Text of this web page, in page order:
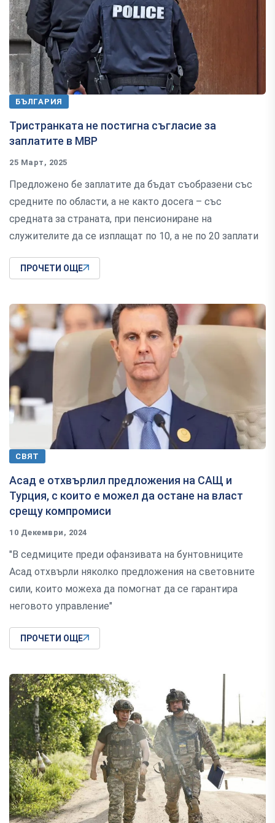
БЪЛГАРИЯ
Тристранката не постигна съгласие за
заплатите в МВР
25 Март, 2025
Предложено бе заплатите да бъдат съобразени със
средните по области, а не както досега – със
средната за страната, при пенсиониране на
служителите да се изплащат по 10, а не по 20 заплати
ПРОЧЕТИ ОЩЕ
СВЯТ
Асад е отхвърлил предложения на САЩ и
Турция, с които е можел да остане на власт
срещу компромиси
10 Декември, 2024
"В седмиците преди офанзивата на бунтовниците
Асад отхвърли няколко предложения на световните
сили, които можеха да помогнат да се гарантира
неговото управление"
ПРОЧЕТИ ОЩЕ